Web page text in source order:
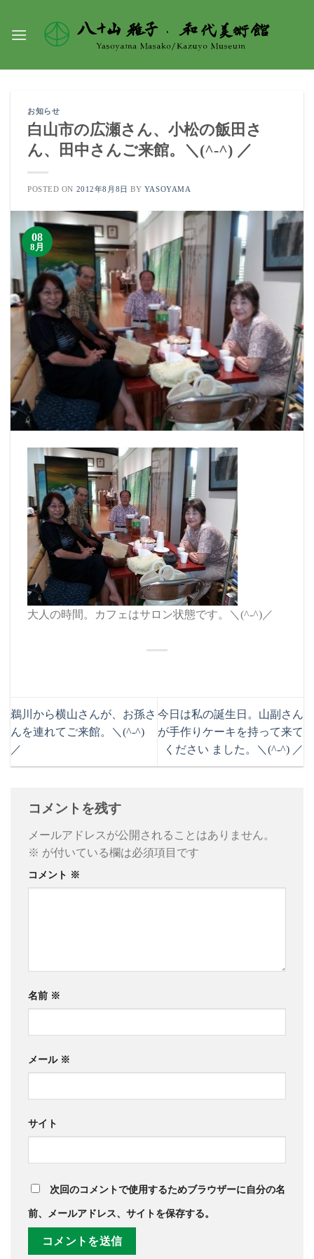
content
お知らせ
白山市の広瀬さん、小松の飯田さ
ん、田中さんご来館。＼(^-^) ／
POSTED ON 2012年8月8日 BY YASOYAMA
08
8月
大人の時間。カフェはサロン状態です。＼(^-^)／
鵜川から横山さんが、お孫さ
んを連れてご来館。＼(^-^)
／
今日は私の誕生日。山副さん
が手作りケーキを持って来て
ください ました。＼(^-^) ／
コメントを残す
メールアドレスが公開されることはありません。
※ が付いている欄は必須項目です
コメント ※
名前 ※
メール ※
サイト
次回のコメントで使用するためブラウザーに自分の名
前、メールアドレス、サイトを保存する。